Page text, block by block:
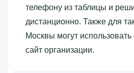
телефону из таблицы и
дистанционно. Также для
Москвы могут
сайт организации.